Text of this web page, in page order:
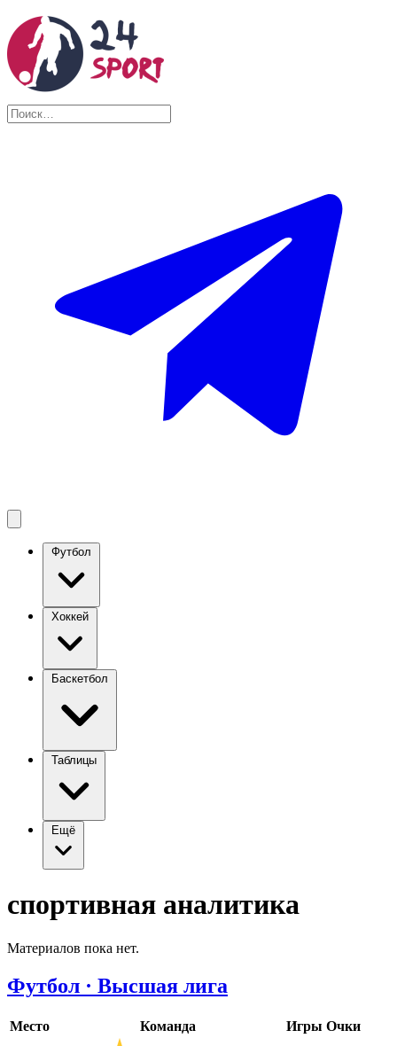
Футбол
Хоккей
Баскетбол
Таблицы
Ещё
спортивная аналитика
Материалов пока нет.
Футбол · Высшая лига
Место Команда Игры Очки